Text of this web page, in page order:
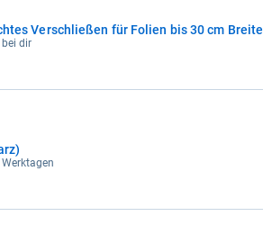
Verschließen für Folien bis 30 cm Breite
dir